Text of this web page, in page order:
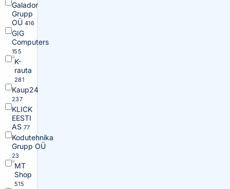
Galador
Grupp
OÜ 416
GIG
Computers
155
K-
rauta
281
Kaup24
237
KLICK
EESTI
AS 77
Kodutehnika
Grupp OÜ
23
MT
Shop
515